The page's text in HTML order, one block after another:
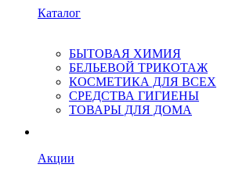
Каталог
БЫТОВАЯ ХИМИЯ
БЕЛЬЕВОЙ ТРИКОТАЖ
КОСМЕТИКА ДЛЯ ВСЕХ
СРЕДСТВА ГИГИЕНЫ
ТОВАРЫ ДЛЯ ДОМА
Акции